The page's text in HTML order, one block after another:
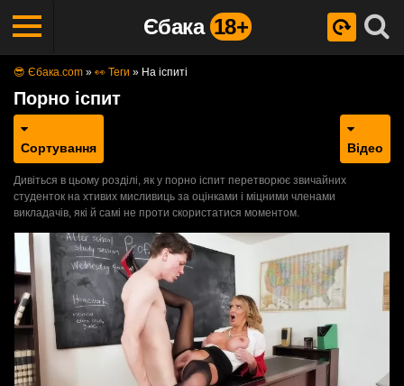
Єбака 18+
😎 Єбака.com » 👀 Теги » На іспиті
Порно іспит
Сортування Відео
Дивіться в цьому розділі, як у порно іспит перетворює звичайних
студенток на хтивих мисливиць за оцінками і міцними членами
викладачів, які й самі не проти скористатися моментом.